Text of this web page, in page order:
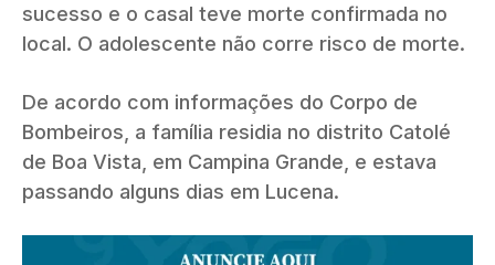
sucesso e o casal teve morte confirmada no
local. O adolescente não corre risco de morte.
De acordo com informações do Corpo de
Bombeiros, a família residia no distrito Catolé
de Boa Vista, em Campina Grande, e estava
passando alguns dias em Lucena.